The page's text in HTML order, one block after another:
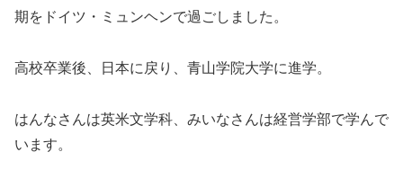
期をドイツ・ミュンヘンで過ごしました。
高校卒業後、日本に戻り、青山学院大学に進学。
はんなさんは英米文学科、みいなさんは経営学部で学んで
います。